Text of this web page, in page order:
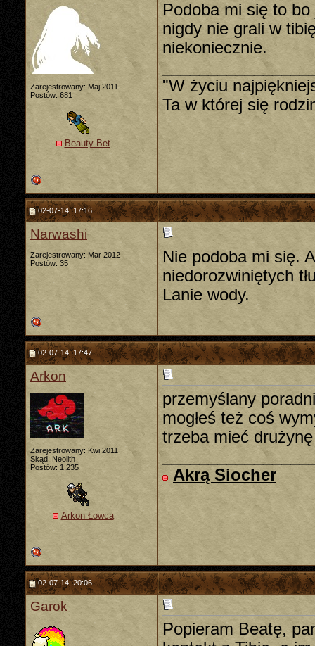
Zarejestrowany: Maj 2011
Postów: 681
Beauty Bet
Podoba mi się to
nigdy nie grali w
niekoniecznie.
"W życiu
Ta w której się
02-07-14, 17:16
Narwashi
Zarejestrowany: Mar 2012
Postów: 35
Nie podoba mi się.
niedorozwiniętych
Lanie wody.
02-07-14, 17:47
Arkon
Zarejestrowany: Kwi 2011
Skąd: Neolith
Postów: 1,235
Arkon Łowca
przemyślany
mogłeś też coś
trzeba mieć
Akrą Siocher
02-07-14, 20:06
Garok
Popieram Beatę,